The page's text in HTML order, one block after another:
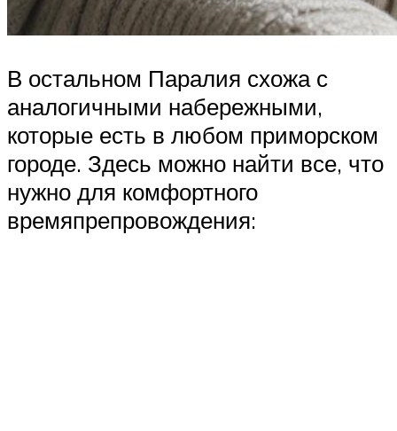
В остальном Паралия схожа с
аналогичными набережными,
которые есть в любом приморском
городе. Здесь можно найти все, что
нужно для комфортного
времяпрепровождения: